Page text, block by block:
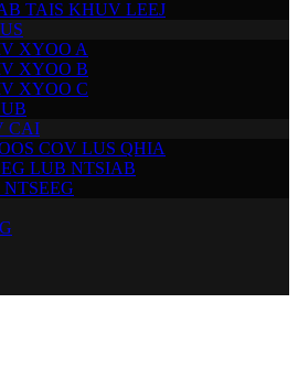
TAIS KHUV LEEJ
XYOO A
XYOO B
XYOO C
CAI
COV LUS QHIA
LUB NTSIAB